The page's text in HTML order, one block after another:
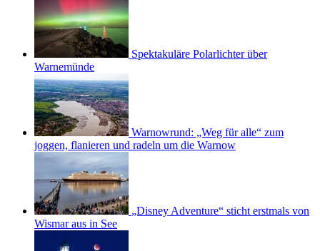
Spektakuläre Polarlichter über
Warnemünde
Warnowrund: „Weg für alle“ zum
joggen, flanieren und radeln um die Warnow
„Disney Adventure“ sticht erstmals von
Wismar aus in See